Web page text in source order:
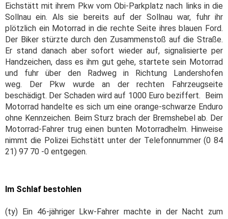
Eichstätt mit ihrem Pkw vom Obi-Parkplatz nach links in die
Sollnau ein. Als sie bereits auf der Sollnau war, fuhr ihr
plötzlich ein Motorrad in die rechte Seite ihres blauen Ford.
Der Biker stürzte durch den Zusammenstoß auf die Straße.
Er stand danach aber sofort wieder auf, signalisierte per
Handzeichen, dass es ihm gut gehe, startete sein Motorrad
und fuhr über den Radweg in Richtung Landershofen
weg. Der Pkw wurde an der rechten Fahrzeugseite
beschädigt. Der Schaden wird auf 1000 Euro beziffert. Beim
Motorrad handelte es sich um eine orange-schwarze Enduro
ohne Kennzeichen. Beim Sturz brach der Bremshebel ab. Der
Motorrad-Fahrer trug einen bunten Motorradhelm. Hinweise
nimmt die Polizei Eichstätt unter der Telefonnummer (0 84
21) 97 70 -0 entgegen.
Im Schlaf bestohlen
(ty) Ein 46-jähriger Lkw-Fahrer machte in der Nacht zum